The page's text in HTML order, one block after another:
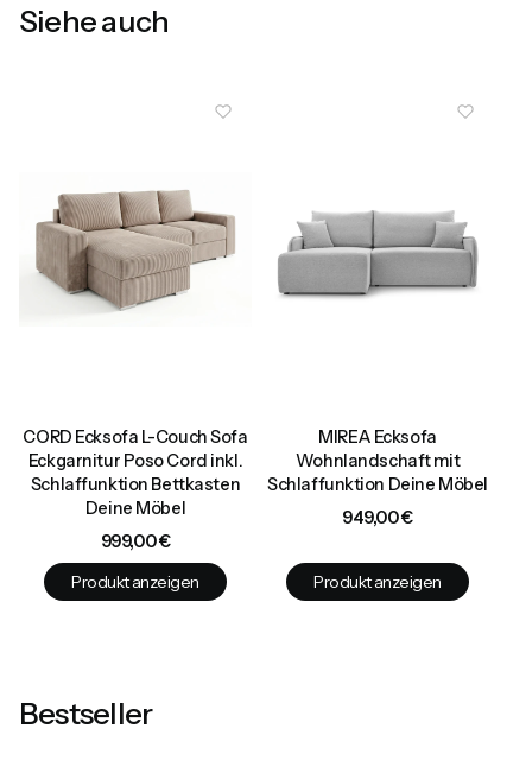
Siehe auch
CORD Ecksofa L-Couch Sofa
Eckgarnitur Poso Cord inkl.
Schlaffunktion Bettkasten
Deine Möbel
Preis
999,00 €
Produkt anzeigen
MIREA Ecksofa
Wohnlandschaft mit
Schlaffunktion Deine Möbel
Preis
949,00 €
Produkt anzeigen
Bestseller